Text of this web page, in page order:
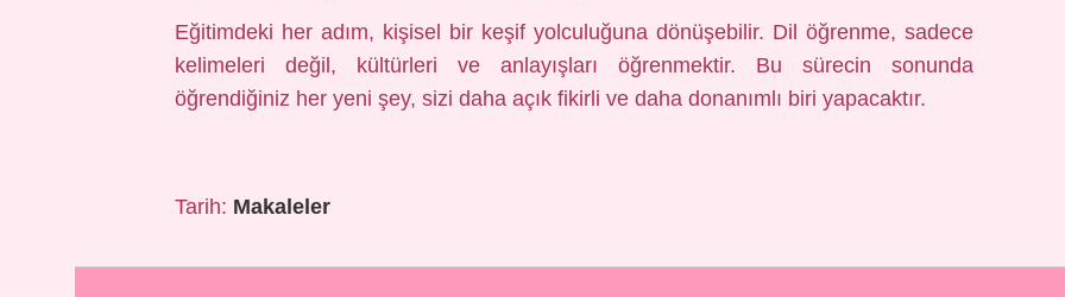
Eğitimdeki her adım, kişisel bir keşif yolculuğuna dönüşebilir. Dil öğrenme, sadece
kelimeleri değil, kültürleri ve anlayışları öğrenmektir. Bu sürecin sonunda
öğrendiğiniz her yeni şey, sizi daha açık fikirli ve daha donanımlı biri yapacaktır.
Tarih: Makaleler